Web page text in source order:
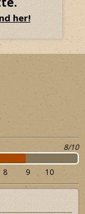
her!
8/10
8 9 10